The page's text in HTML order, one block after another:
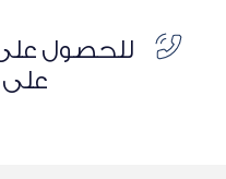
للحصول على
على